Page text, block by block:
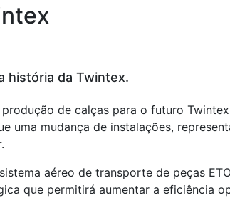
história da Twintex.
de calças para o futuro
uma mudança de instalações,
aéreo de transporte de peças
que permitirá aumentar a eficiência